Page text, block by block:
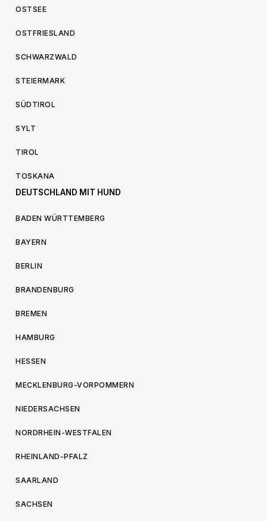
OSTSEE
OSTFRIESLAND
SCHWARZWALD
STEIERMARK
SÜDTIROL
SYLT
TIROL
TOSKANA
DEUTSCHLAND MIT HUND
BADEN WÜRTTEMBERG
BAYERN
BERLIN
BRANDENBURG
BREMEN
HAMBURG
HESSEN
MECKLENBURG-VORPOMMERN
NIEDERSACHSEN
NORDRHEIN-WESTFALEN
RHEINLAND-PFALZ
SAARLAND
SACHSEN